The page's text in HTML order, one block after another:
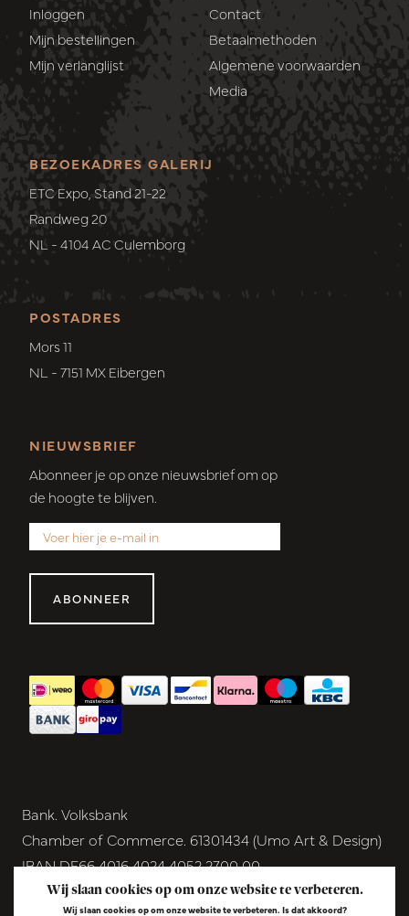
Inloggen
Mijn bestellingen
Mijn verlanglijst
Contact
Betaalmethoden
Algemene voorwaarden
Media
POSTADRES
Mors 11
NL - 7151 MX Eibergen
BEZOEKADRES GALERIJ
ETC Expo, Stand 21-22
Randweg 20
NL - 4104 AC Culemborg
NIEUWSBRIEF
Abonneer je op onze nieuwsbrief om op
de hoogte te blijven.
ABONNEER
Bank. Volksbank
Chamber of Commerce. 61301434 (Umo Art & Design)
IBAN DE66 4016 4024 4052 2700 00
BIC GENODEM1GRN
Wij slaan cookies op om onze website te verbeteren.
Wij slaan cookies op om onze website te verbeteren. Is dat akkoord?